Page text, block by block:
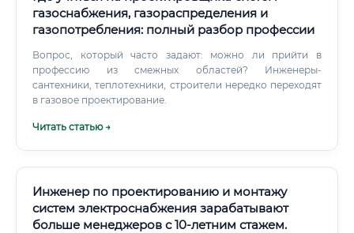
газоснабжения, газораспределения и
газопотребления: полный разбор профессии
Вопрос, который часто задают: можно ли прийти в
профессию из смежных областей? Инженеры-
сантехники, теплотехники, строители нередко переходят
в газовое проектирование.
Читать статью →
Инженер по проектированию и монтажу
систем электроснабжения зарабатывают
больше менеджеров с 10-летним стажем.